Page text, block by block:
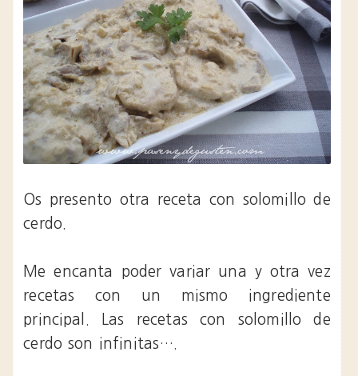
Os presento otra receta con solomillo de
cerdo.
Me encanta poder variar una y otra vez
recetas con un mismo ingrediente
principal. Las recetas con solomillo de
cerdo son infinitas….